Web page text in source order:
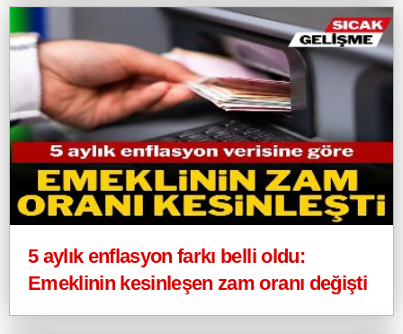
5 aylık enflasyon farkı belli oldu:
Emeklinin kesinleşen zam oranı değişti